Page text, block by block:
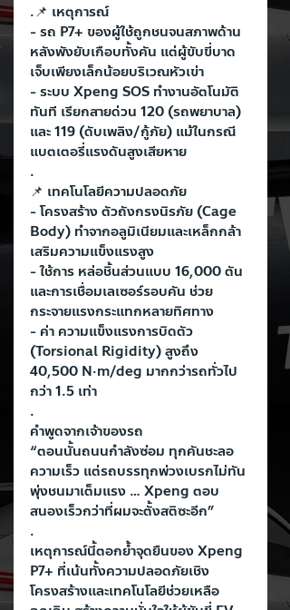
.📌 เหตุการณ์
- รถ P7+ ของผู้ใช้ถูกชนจนสภาพด้าน
หลังพังยับเกือบทั้งคัน แต่ผู้ขับขี่บาด
เจ็บเพียงเล็กน้อยบริเวณหัวเข่า
- ระบบ Xpeng SOS ทำงานอัตโนมัติ
ทันที เรียกสายด่วน 120 (รถพยาบาล)
และ 119 (ดับเพลิง/กู้ภัย) แม้ในกรณี
แบตเตอรี่แรงดันสูงเสียหาย
.
📌 เทคโนโลยีความปลอดภัย
- โครงสร้าง ตัวถังกรงนิรภัย (Cage
Body) ทำจากอลูมิเนียมและเหล็กกล้า
เสริมความแข็งแรงสูง
- ใช้การ หล่อชิ้นส่วนแบบ 16,000 ตัน
และการเชื่อมเลเซอร์รอบคัน ช่วย
กระจายแรงกระแทกหลายทิศทาง
- ค่า ความแข็งแรงการบิดตัว
(Torsional Rigidity) สูงถึง
40,500 N·m/deg มากกว่ารถทั่วไป
กว่า 1.5 เท่า
.
คำพูดจากเจ้าของรถ
“ตอนนั้นถนนกำลังซ่อม ทุกคันชะลอ
ความเร็ว แต่รถบรรทุกพ่วงเบรกไม่ทัน
พุ่งชนมาเต็มแรง … Xpeng ตอบ
สนองเร็วกว่าที่ผมจะตั้งสติซะอีก”
.
เหตุการณ์นี้ตอกย้ำจุดยืนของ Xpeng
P7+ ที่เน้นทั้งความปลอดภัยเชิง
โครงสร้างและเทคโนโลยีช่วยเหลือ